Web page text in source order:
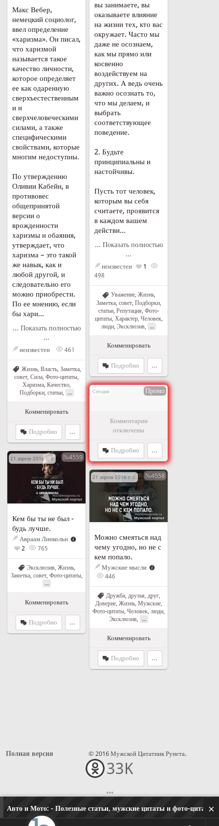
×
Авто и Мото: - Полезные статьи, мужские цитаты и фото-цитаты,
вы занимаете, вы
оказываете влияние
на жизни тех, кто вас
окружает. Часто мы
даже не осознаем,
как мы прямо или
косвенно
воздействуем на
других. А ведь очень
важно осознать то,
что мы делаем, и
выбрать
соответствующее
поведение.
2. Будьте
принципиальны и
настойчивы.
Пусть тот человек,
которым вы себя
считаете, проявится
в каждом вашем
действи...
... Показать полностью
...
неизвестен 1
498
Уважение, Жизнь,
Заметка, совет, Подборки,
статьи, Репутация Фото-
цитаты, Характер, Человек,
люди Эксклюзив ...
Комменировать
Подробно ...
Макс Вебер,
немецкий социолог,
ввел определение
«харизма». Он писал,
что харизмой
называется такое
качество личности,
которое определяет
ее как одаренную
сверхъестественным
и и
сверхчеловеческими
силами, а также
специфическими
свойствами, которые
многим недоступны.
По утверждению
Оливии Кабейн, в
противовес
общепринятой
версии о
врожденности
харизмы и обаяния,
утверждает, что
харизма – это такой
же навык, как и
любой другой, и
следовательно его
можно приобрести.
По ее мнению, если
бы хари...
... Показать полностью
...
неизвестен 461
Жизнь, Власть, Заметка,
совет, Сила, Фото-цитаты,
Харизма, Качество,
Подборки, статьи, ...
Комменировать
Подробно ...
Сегодня Промо
Комментарии
отключены
Подробно ...
21 апреля 2016 г. в 16:53№4559
Кем бы ты не был -
будь лучше.
Авраам Линкольн
2
765
Эксклюзив Жизнь
Заметка, совет, Фото-цитаты,
...
Комменировать
Подробно ...
21 апреля 2016 г. в 12:53№4558
Можно смеяться над
чему угодно, но не с
кем попало.
Мужские мысли
446
Дружба, друзья, друг
Доверие, Жизнь, Мужские,
Фото-цитаты, Человек, люди,
Эксклюзив, ...
Комменировать
Подробно ...
Полная версия © 2016 Мужской Цитатник Рунета.
33K
•••